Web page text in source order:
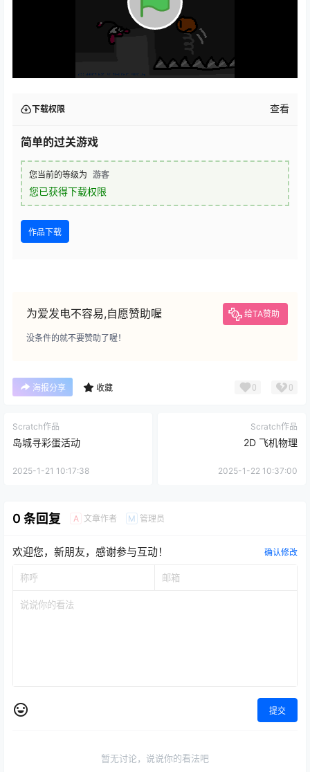
下载权限 查看
简单的过关游戏
您当前的等级为 游客
您已获得下载权限
作品下载
为爱发电不容易,自愿赞助喔 给TA赞助
没条件的就不要赞助了喔！
海报分享 收藏 0 0
Scratch作品
岛城寻彩蛋活动
2025-1-21 10:17:38
Scratch作品
2D 飞机物理
2025-1-22 10:37:00
0 条回复 A 文章作者 M 管理员
欢迎您，新朋友，感谢参与互动！ 确认修改
提交
暂无讨论，说说你的看法吧